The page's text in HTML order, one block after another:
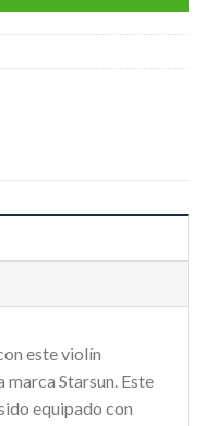
este violín
Starsun. Este
equipado con